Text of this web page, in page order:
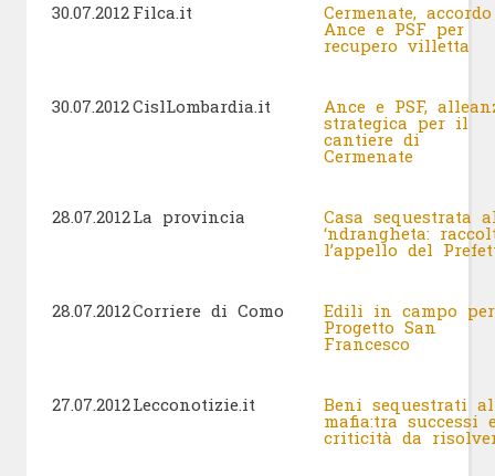
30.07.2012 Filca.it Cermenate,
Ance e PSF per
recupero villetta
30.07.2012CislLombardia.it Ance e PSF,
strategica per il
cantiere di
Cermenate
28.07.2012La provincia Casa sequestrata
‘ndrangheta:
l’appello del
28.07.2012Corriere di Como Edili in campo
Progetto San
Francesco
27.07.2012Lecconotizie.it Beni sequestrati
mafia:tra successi
criticità da